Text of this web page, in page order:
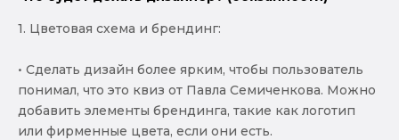
1. Цветовая схема и брендинг:
• Сделать дизайн более ярким, чтобы пользователь
понимал, что это квиз от Павла Семиченкова. Можно
добавить элементы брендинга, такие как логотип
или фирменные цвета, если они есть.